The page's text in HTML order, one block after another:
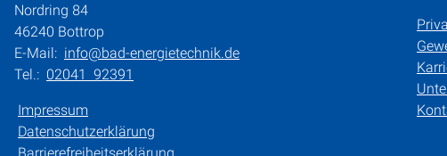
Nordring 84
46240 Bottrop
E-Mail: info@bad-energietechnik.de
Tel.: 02041 92391
Impressum
Datenschutzerklärung